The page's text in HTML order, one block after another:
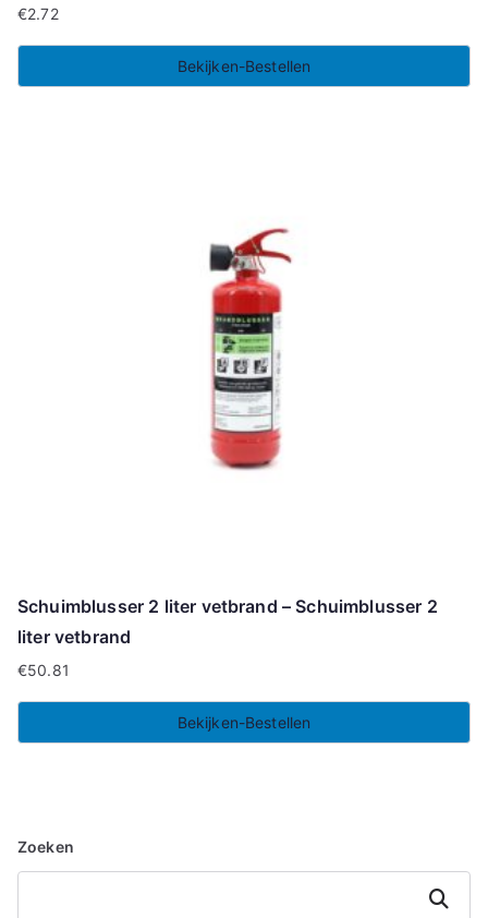
€2.72
Bekijken-Bestellen
Schuimblusser 2 liter vetbrand – Schuimblusser 2
liter vetbrand
€50.81
Bekijken-Bestellen
Zoeken
Zoeken